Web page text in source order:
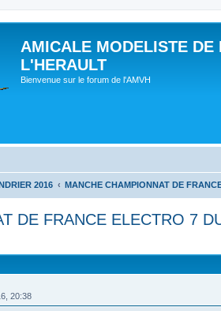
AMICALE MODELISTE DE
L'HERAULT
Bienvenue sur le forum de l'AMVH
2016 MANCHE CHAMPIONNAT DE
DE FRANCE ELECTRO 7
20:38